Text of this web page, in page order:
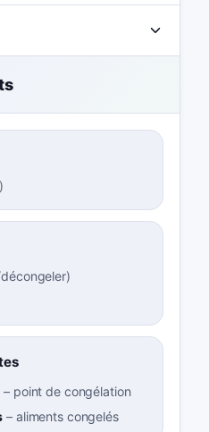
)
)
– point de congélation
– aliments congelés